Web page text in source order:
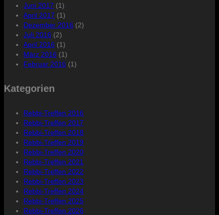
Juni 2017 (1)
April 2017 (1)
Dezember 2016 (2)
Juli 2016 (2)
April 2016 (1)
März 2016 (1)
Februar 2016 (1)
Kategorien
Rebbi-Treffen 2016
Rebbi-Treffen 2017
Rebbi-Treffen 2018
Rebbi-Treffen 2019
Rebbi-Treffen 2020
Rebbi-Treffen 2021
Rebbi-Treffen 2022
Rebbi-Treffen 2023
Rebbi-Treffen 2024
Rebbi-Treffen 2025
Rebbi-Treffen 2026